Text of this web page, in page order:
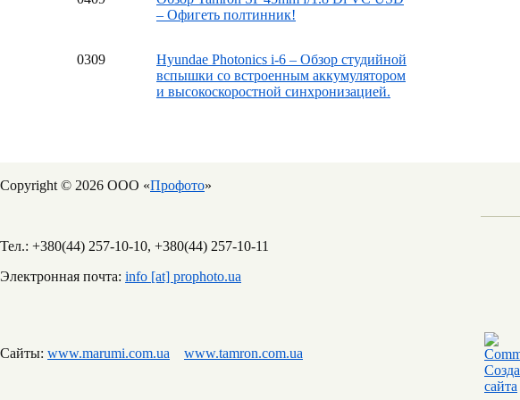
– Офигеть полтинник!
0309
Hyundae Photonics i-6 – Обзор студийной
вспышки со встроенным аккумулятором
и высокоскоростной синхронизацией.
Copyright © 2026 ООО «Профото»
Тел.: +380(44) 257-10-10, +380(44) 257-10-11
Электронная почта: info [at] prophoto.ua
Сайты: www.marumi.com.ua www.tamron.com.ua